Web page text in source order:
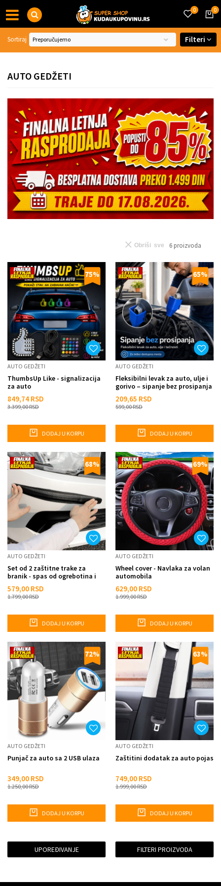
0
0
AUTO GEDŽETI
Sortiraj Filteri
6 proizvoda
Obriši sve
75%
AUTO GEDŽETI
ThumbsUp Like - signalizacija
za auto
849,74 RSD
3.399,00RSD
DODAJ U KORPU
65%
AUTO GEDŽETI
Fleksibilni levak za auto, ulje i
gorivo – sipanje bez prosipanja
209,65 RSD
599,00RSD
DODAJ U KORPU
68%
AUTO GEDŽETI
Set od 2 zaštitne trake za
branik - spas od ogrebotina i
579,00 RSD
1.799,00RSD
DODAJ U KORPU
69%
AUTO GEDŽETI
Wheel cover - Navlaka za volan
automobila
629,00 RSD
1.999,00RSD
DODAJ U KORPU
72%
AUTO GEDŽETI
Punjač za auto sa 2 USB ulaza
349,00 RSD
1.250,00RSD
DODAJ U KORPU
63%
AUTO GEDŽETI
Zaštitini dodatak za auto pojas
749,00 RSD
1.999,00RSD
DODAJ U KORPU
UPOREĐIVANJE FILTERI PROIZVODA